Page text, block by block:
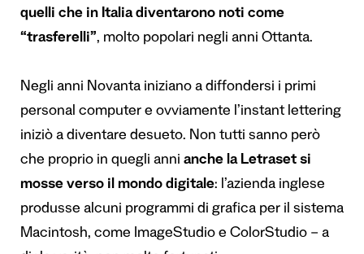
quelli che in Italia diventarono noti come
“trasferelli”, molto popolari negli anni Ottanta.
Negli anni Novanta iniziano a diffondersi i primi
personal computer e ovviamente l’instant lettering
iniziò a diventare desueto. Non tutti sanno però
che proprio in quegli anni anche la Letraset si
mosse verso il mondo digitale: l’azienda inglese
produsse alcuni programmi di grafica per il sistema
Macintosh, come ImageStudio e ColorStudio – a